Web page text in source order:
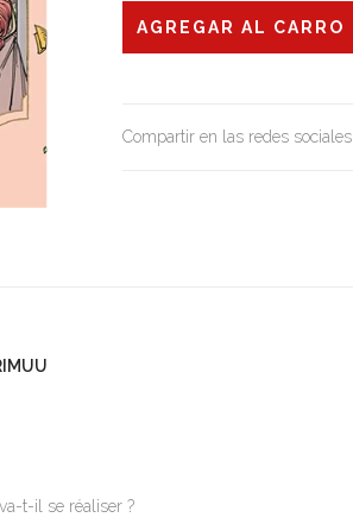
Compartir en las redes sociales
t-il se réaliser ?